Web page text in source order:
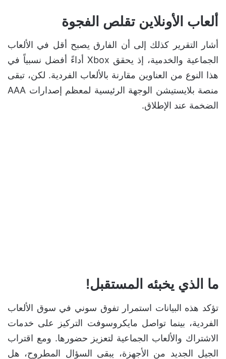
ألعاب الأونلاين تقلص الفجوة
أشار التقرير كذلك إلى أن الفارق يصبح أقل في الألعاب
الجماعية والخدمية، إذ يحقق Xbox أداءً أفضل نسبياً في
هذا النوع من العناوين مقارنة بالألعاب الفردية. لكن، تبقى
منصة بلايستيشن الوجهة الرئيسية لمعظم إصدارات AAA
الضخمة عند الإطلاق.
ما الذي يخبئه المستقبل!
تؤكد هذه البيانات استمرار تفوق سوني في سوق الألعاب
الفردية، بينما تواصل مايكروسوفت التركيز على خدمات
الاشتراك والألعاب الجماعية لتعزيز حضورها. ومع اقتراب
الجيل الجديد من الأجهزة، يبقى السؤال المطروح، هل